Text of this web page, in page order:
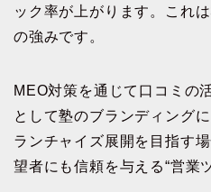
ック率が上がります。これ
の強みです。
MEO対策を通じて口コミの
として塾のブランディング
ランチャイズ展開を目指す
望者にも信頼を与える“営業